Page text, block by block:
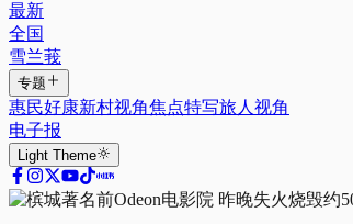
最新
全国
雪兰莪
专题
惠民好康新村视角焦点特写旅人视角
电子报
Light Theme